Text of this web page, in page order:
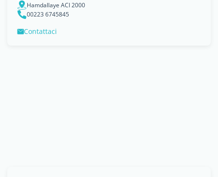
Hamdallaye ACI 2000
00223 6745845
Contattaci